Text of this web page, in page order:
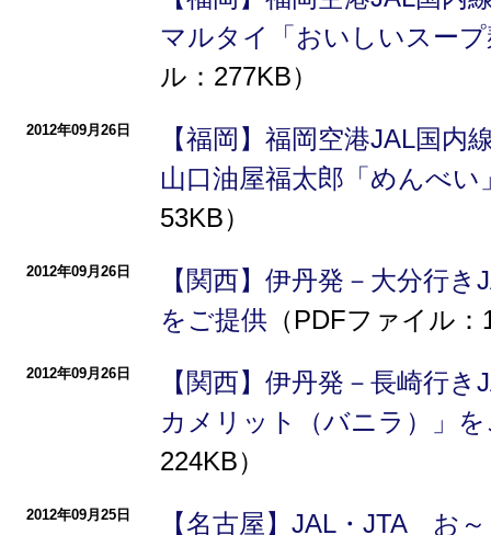
マルタイ「おいしいスー
ル：277KB）
2012年09月26日
【福岡】福岡空港JAL国
山口油屋福太郎「めんべい
53KB）
2012年09月26日
【関西】伊丹発－大分行
をご提供（PDFファイル：
2012年09月26日
【関西】伊丹発－長崎行
カメリット（バニラ）」
224KB）
2012年09月25日
【名古屋】JAL・JTA お